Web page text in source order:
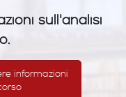
sull'analisi
informazioni